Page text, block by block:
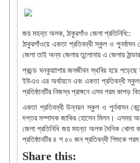
জয় মহন্ত অলক, ঠাকুরগাঁও জেলা প্রতিনিধি::
ঠাকুরগাঁওয়ে একতা প্রতিবন্ধী স্কুল ও পুনর্বাসন
জেলা তাই অন্য জেলার তুলোনায় এ জেলায় ঠান্ডার
প্রচন্ড ঘনকুয়াাশায় জনজীবন স্থবির হয়ে
ইউএও এর অর্থায়নে এবং একতা প্রতিবন্ধী স্কুল
প্রতিষ্ঠানটির নিজস্ব প্রাঙ্গনে এসব গরম কাপড়
একতা প্রতিবন্ধী উন্নয়ন স্কুল ও পুর্নবাসন
দপ্তর সম্পাদক জাকির হোসেন মিলন। এসময়
জেলা প্রতিনিধি জয় মহন্ত অলক দৈনিক খোলা
প্রতিষ্ঠানটির ৪ শ ৫০ জন প্রতিবন্ধী শিশুকে
Share this: